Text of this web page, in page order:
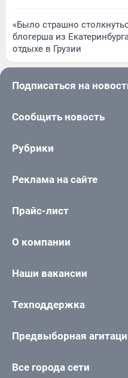
«Было страшно
блогерша из
отдыхе в Грузии
Подписаться на
Сообщить новость
Рубрики
Реклама на сайте
Прайс-лист
О компании
Наши вакансии
Техподдержка
Предвыборная
Все города сети